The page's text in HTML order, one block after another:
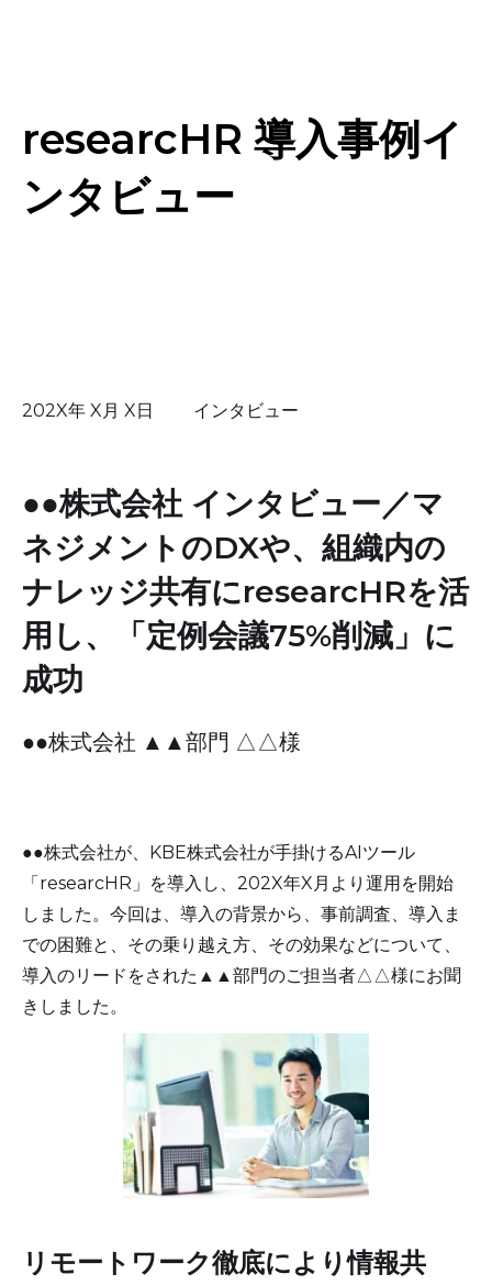
researcHR 導入事例イ
ンタビュー
202X年 X月 X日 インタビュー
●●株式会社 インタビュー／マ
ネジメントのDXや、組織内の
ナレッジ共有にresearcHRを活
用し、「定例会議75%削減」に
成功
●●株式会社 ▲▲部門 △△様
●●株式会社が、KBE株式会社が手掛けるAIツール
「researcHR」を導入し、202X年X月より運用を開始
しました。今回は、導入の背景から、事前調査、導入ま
での困難と、その乗り越え方、その効果などについて、
導入のリードをされた▲▲部門のご担当者△△様にお聞
きしました。
リモートワーク徹底により情報共